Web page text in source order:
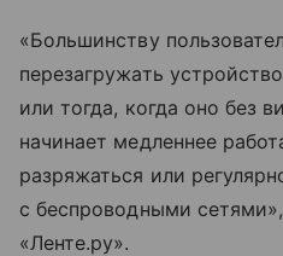
«Большинству
перезагружать
или тогда, когда оно без
начинает медленнее
разряжаться или
с беспроводными
«Ленте.ру».